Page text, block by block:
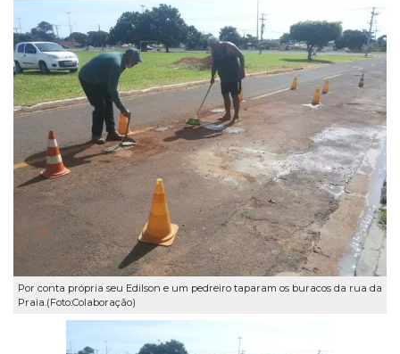
Por conta própria seu Edilson e um pedreiro taparam os buracos da rua da
Praia.(Foto:Colaboração)